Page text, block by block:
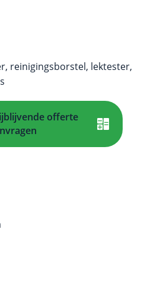
reinigingsborstel, lektester,
offerte